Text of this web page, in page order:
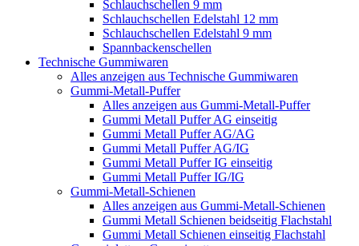
Schlauchschellen 9 mm
Schlauchschellen Edelstahl 12 mm
Schlauchschellen Edelstahl 9 mm
Spannbackenschellen
Technische Gummiwaren
Alles anzeigen aus Technische Gummiwaren
Gummi-Metall-Puffer
Alles anzeigen aus Gummi-Metall-Puffer
Gummi Metall Puffer AG einseitig
Gummi Metall Puffer AG/AG
Gummi Metall Puffer AG/IG
Gummi Metall Puffer IG einseitig
Gummi Metall Puffer IG/IG
Gummi-Metall-Schienen
Alles anzeigen aus Gummi-Metall-Schienen
Gummi Metall Schienen beidseitig Flachstahl
Gummi Metall Schienen einseitig Flachstahl